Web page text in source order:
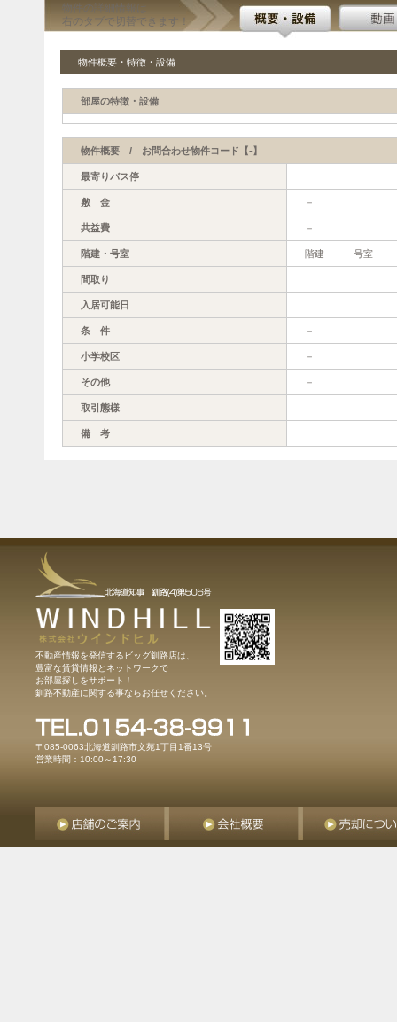
物件の詳細情報は
右のタブで切替できます！
物件概要・特徴・設備
部屋の特徴・設備
物件概要 / お問合わせ物件コード【-】
最寄りバス停
敷 金 －
共益費 －
階建・号室 階建 ｜ 号室
間取り
入居可能日
条 件 －
小学校区 －
その他 －
取引態様
備 考
不動産情報を発信するビッグ釧路店は、
豊富な賃貸情報とネットワークで
お部屋探しをサポート！
釧路不動産に関する事ならお任せください。
〒085-0063北海道釧路市文苑1丁目1番13号
営業時間：10:00～17:30